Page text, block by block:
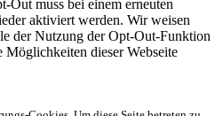
Out muss bei einem erneuten
aktiviert werden. Wir weisen
der Nutzung der Opt-Out-Funktion
Möglichkeiten dieser Webseite